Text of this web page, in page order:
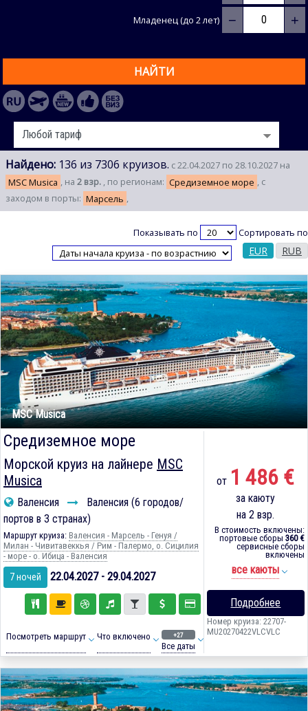
Младенец (до 2 лет) − +
НАЙТИ
Найдено: 136 из 7306 круизов. с 22.04.2027 по 28.10.2027 на
MSC Musica , на 2 взр. , по регионам: Средиземное море , с
заходом в порты: Марсель ,
Показывать по Сортировать по
EUR RUB
MSC Musica
Средиземное море
Морской круиз на лайнере MSC
Musica
Валенсия
Валенсия (6 городов/
портов в 3 странах)
Маршрут круиза: Валенсия - Марсель - Генуя /
Милан - Чивитавеккья / Рим - Палермо, о. Сицилия
- море - о. Ибица - Валенсия
7 ночей 22.04.2027 - 29.04.2027
Посмотреть маршрут Что включено +27
Все даты
от 1 486 €
за каюту
на 2 взр.
В стоимость включены:
портовые сборы 360 €
сервисные сборы
включены
все каюты
Подробнее
Номер круиза: 22707-
MU20270422VLCVLC